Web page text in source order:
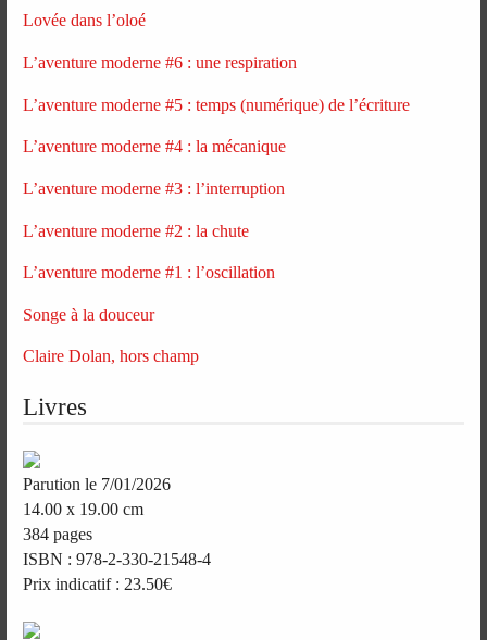
Lovée dans l’oloé
L’aventure moderne #6 : une respiration
L’aventure moderne #5 : temps (numérique) de l’écriture
L’aventure moderne #4 : la mécanique
L’aventure moderne #3 : l’interruption
L’aventure moderne #2 : la chute
L’aventure moderne #1 : l’oscillation
Songe à la douceur
Claire Dolan, hors champ
Livres
Parution le 7/01/2026
14.00 x 19.00 cm
384 pages
ISBN : 978-2-330-21548-4
Prix indicatif : 23.50€